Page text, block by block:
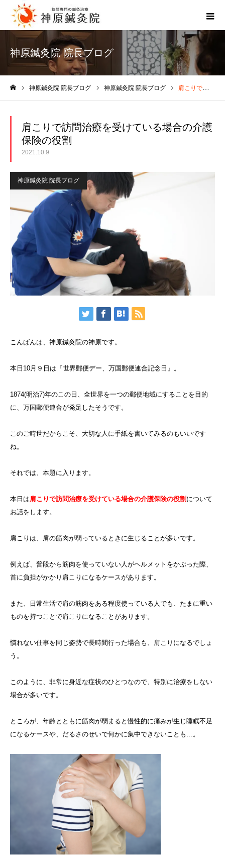
神原鍼灸院 院長ブログ
神原鍼灸院 院長ブログ 神原鍼灸院 院長ブログ 肩こりで訪問治療を受けている場合の介護保険の役割
肩こりで訪問治療を受けている場合の介護
保険の役割
2021.10.9
神原鍼灸院 院長ブログ
こんばんは、神原鍼灸院の神原です。
本日10月９日は『世界郵便デー、万国郵便連合記念日』。
1874(明治7)年のこの日、全世界を一つの郵便地域にすることを目的
に、万国郵便連合が発足したそうです。
このご時世だからこそ、大切な人に手紙を書いてみるのもいいです
ね。
それでは、本題に入ります。
本日は 肩こりで訪問治療を受けている場合の介護保険の役割 について
お話をします。
肩こりは、肩の筋肉が弱っているときに生じることが多いです。
例えば、普段から筋肉を使っていない人がヘルメットをかぶった際、
首に負担がかかり肩こりになるケースがあります。
また、日常生活で肩の筋肉をある程度使っている人でも、たまに重い
ものを持つことで肩こりになることがあります。
慣れない仕事を同じ姿勢で長時間行った場合も、肩こりになるでしょ
う。
このように、非常に身近な症状のひとつなので、特別に治療をしない
場合が多いです。
ところが、年齢とともに筋肉が弱まると慢性的に痛みが生じ睡眠不足
になるケースや、だるさのせいで何かに集中できないことも…。